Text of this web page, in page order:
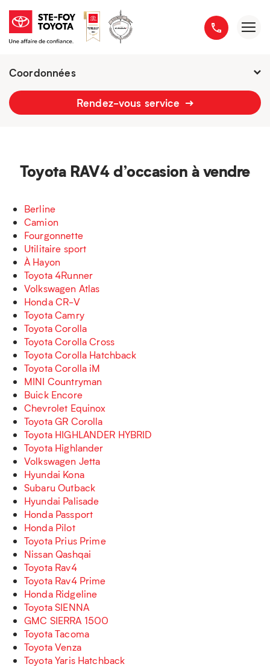
Coordonnées
Fermé : Ouverture-
Rendez-vous service
Toyota RAV4 d’occasion à vendre
Berline
Camion
Fourgonnette
Utilitaire sport
À Hayon
Toyota 4Runner
Volkswagen Atlas
Honda CR-V
Toyota Camry
Toyota Corolla
Toyota Corolla Cross
Toyota Corolla Hatchback
Toyota Corolla iM
MINI Countryman
Buick Encore
Chevrolet Equinox
Toyota GR Corolla
Toyota HIGHLANDER HYBRID
Toyota Highlander
Volkswagen Jetta
Hyundai Kona
Subaru Outback
Hyundai Palisade
Honda Passport
Honda Pilot
Toyota Prius Prime
Nissan Qashqai
Toyota Rav4
Toyota Rav4 Prime
Honda Ridgeline
Toyota SIENNA
GMC SIERRA 1500
Toyota Tacoma
Toyota Venza
Toyota Yaris Hatchback